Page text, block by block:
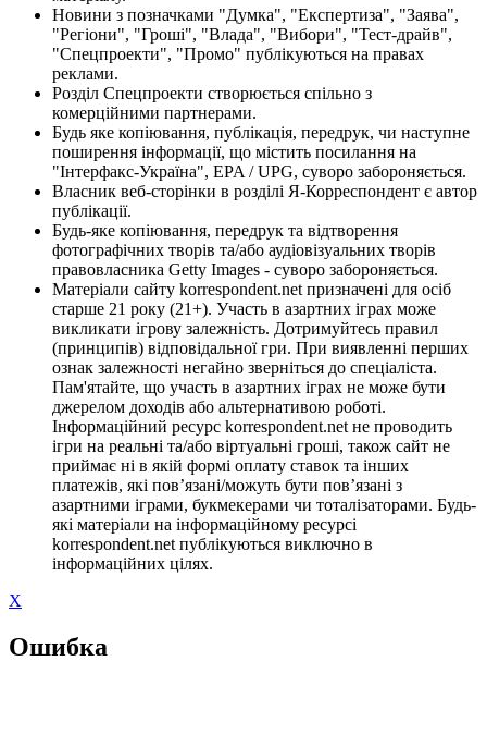
Новини з позначками "Думка", "Експертиза", "Заява",
"Регіони", "Гроші", "Влада", "Вибори", "Тест-драйв",
"Спецпроекти", "Промо" публікуються на правах
реклами.
Розділ Спецпроекти створюється спільно з
комерційними партнерами.
Будь яке копіювання, публікація, передрук, чи наступне
поширення інформації, що містить посилання на
"Інтерфакс-Україна", EPA / UPG, суворо забороняється.
Власник веб-сторінки в розділі Я-Корреспондент є автор
публікації.
Будь-яке копіювання, передрук та відтворення
фотографічних творів та/або аудіовізуальних творів
правовласника Getty Images - суворо забороняється.
Матеріали сайту korrespondent.net призначені для осіб
старше 21 року (21+). Участь в азартних іграх може
викликати ігрову залежність. Дотримуйтесь правил
(принципів) відповідальної гри. При виявленні перших
ознак залежності негайно зверніться до спеціаліста.
Пам'ятайте, що участь в азартних іграх не може бути
джерелом доходів або альтернативою роботі.
Інформаційний ресурс korrespondent.net не проводить
ігри на реальні та/або віртуальні гроші, також сайт не
приймає ні в якій формі оплату ставок та інших
платежів, які пов’язані/можуть бути пов’язані з
азартними іграми, букмекерами чи тоталізаторами. Будь-
які матеріали на інформаційному ресурсі
korrespondent.net публікуються виключно в
інформаційних цілях.
X
Ошибка